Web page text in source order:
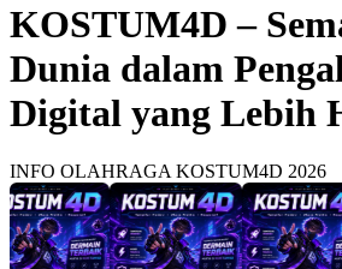
KOSTUM4D –
Dunia dalam
Digital yang Lebih
INFO OLAHRAGA KOSTUM4D 2026